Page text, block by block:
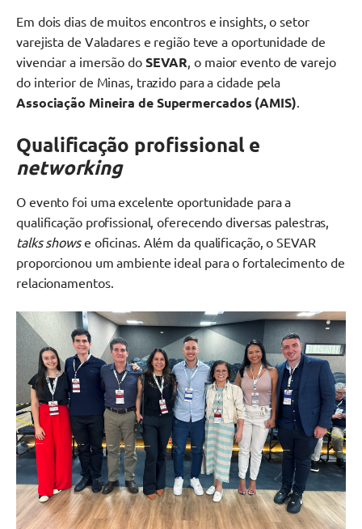
Em dois dias de muitos encontros e insights, o setor
varejista de Valadares e região teve a oportunidade de
vivenciar a imersão do SEVAR, o maior evento de varejo
do interior de Minas, trazido para a cidade pela
Associação Mineira de Supermercados (AMIS).
Qualificação profissional e
networking
O evento foi uma excelente oportunidade para a
qualificação profissional, oferecendo diversas palestras,
talks showse oficinas. Além da qualificação, o SEVAR
proporcionou um ambiente ideal para o fortalecimento de
relacionamentos.